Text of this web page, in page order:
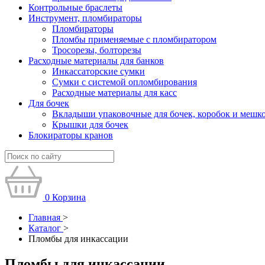
Контрольные браслеты
Инструмент, пломбираторы
Пломбираторы
Пломбы применяемые с пломбиратором
Тросорезы, болторезы
Расходные материалы для банков
Инкассаторские сумки
Сумки с системой опломбирования
Расходные материалы для касс
Для бочек
Вкладыши упаковочные для бочек, коробок и
Крышки для бочек
Блокираторы кранов
0 Корзина
Главная >
Каталог >
Пломбы для инкассации